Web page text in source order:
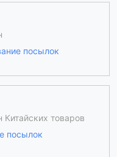
посылок
Китайских товаров
посылок